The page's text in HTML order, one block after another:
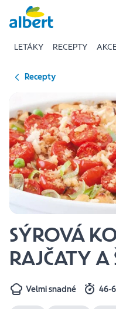
Přeskočit
LETÁKY RECEPTY
Recepty
SÝROVÁ
RAJČATY
Velmi snadné 46-